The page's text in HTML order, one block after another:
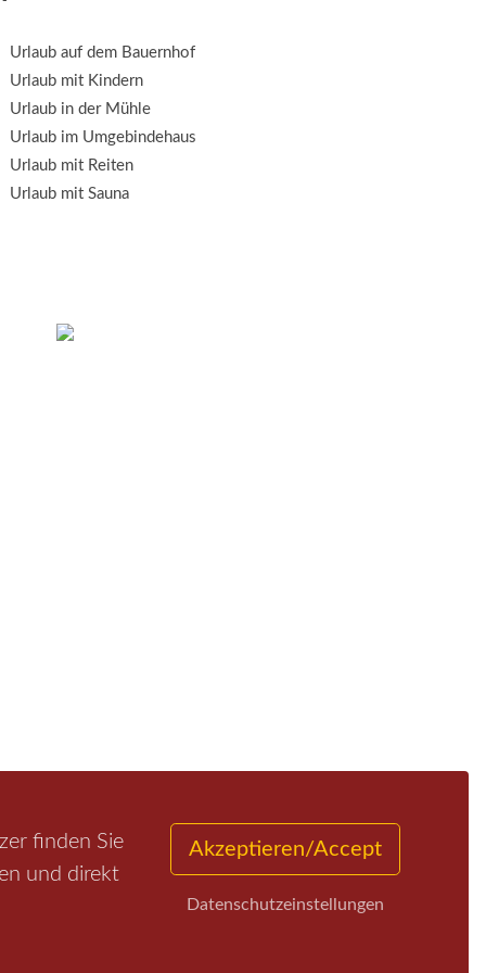
finden Sie
und direkt
Akzeptieren/Accept
Datenschutzeinstellungen
Urlaub auf dem Bauernhof
Urlaub mit Kindern
Urlaub in der Mühle
Urlaub im Umgebindehaus
Urlaub mit Reiten
Urlaub mit Sauna